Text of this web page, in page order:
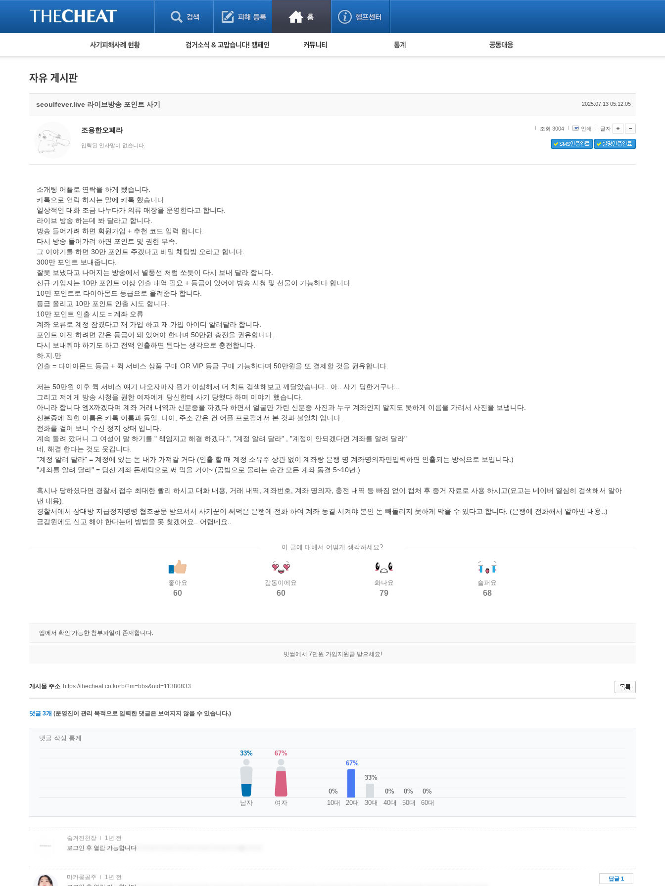
피해사례 현황
보이스피싱 피해사례
유해사이트 목록
비공개 피해사례
검거 소식 사기 예방했어요! 누적 피해사례 통계 피해자 공동대응
seoulfever.live 라이브방송 포인트 사기 2025.07.13 05:12:05
조용한오페라
입력된 인사말이 없습니다.
조회 3004 인쇄 글자
소개팅 어플로 연락을 하게 됐습니다.
카톡으로 연락 하자는 말에 카톡 했습니다.
일상적인 대화 조금 나누다가 의류 매장을 운영한다고 합니다.
라이브 방송 하는데 봐 달라고 합니다.
방송 들어가려 하면 회원가입 + 추천 코드 입력 합니다.
다시 방송 들어가려 하면 포인트 및 권한 부족.
그 이야기를 하면 30만 포인트 주겠다고 비밀 채팅방 오라고 합니다.
300만 포인트 보내줍니다.
잘못 보냈다고 나머지는 방송에서 별풍선 처럼 쏘듯이 다시 보내 달라 합니다.
신규 가입자는 10만 포인트 이상 인출 내역 필요 + 등급이 있어야 방송 시청 및 선물이 가능하다 합니다.
10만 포인트로 다이아몬드 등급으로 올려준다 합니다.
등급 올리고 10만 포인트 인출 시도 합니다.
10만 포인트 인출 시도 = 계좌 오류
계좌 오류로 계정 잠겼다고 재 가입 하고 재 가입 아이디 알려달라 합니다.
포인트 이전 하려면 같은 등급이 돼 있어야 한다며 50만원 충전을 권유합니다.
다시 보내줘야 하기도 하고 전액 인출하면 된다는 생각으로 충전합니다.
하.지.만
인출 = 다이아몬드 등급 + 퀵 서비스 상품 구매 OR VIP 등급 구매 가능하다며 50만원을 또 결제할 것을 권유합니다.
저는 50만원 이후 퀵 서비스 얘기 나오자마자 뭔가 이상해서 더 치트 검색해보고 깨달았습니다.. 아.. 사기 당한거구나...
그리고 저에게 방송 시청을 권한 여자에게 당신한테 사기 당했다 하며 이야기 했습니다.
아니라 합니다 엠X까겠다며 계좌 거래 내역과 신분증을 까겠다 하면서 얼굴만 가린 신분증 사진과 누구 계좌인지 알지도 못하게 이름을 가려서 사진을 보냅니다.
신분증에 적힌 이름은 카톡 이름과 동일. 나이, 주소 같은 건 어플 프로필에서 본 것과 불일치 입니다.
전화를 걸어 보니 수신 정지 상태 입니다.
계속 돌려 깠더니 그 여성이 말 하기를 " 책임지고 해결 하겠다.", "계정 알려 달라" , "계정이 안되겠다면 계좌를 알려 달라"
네, 해결 한다는 것도 웃깁니다.
"계정 알려 달라" = 계정에 있는 돈 내가 가져갈 거다 (인출 할 때 계정 소유주 상관 없이 계좌랑 은행 명 계좌명의자만입력하면 인출되는 방식으로 보입니다.)
"계좌를 알려 달라" = 당신 계좌 돈세탁으로 써 먹을 거야~ (공범으로 몰리는 순간 모든 계좌 동결 5~10년.)
혹시나 당하셨다면 경찰서 접수 최대한 빨리 하시고 대화 내용, 거래 내역, 계좌번호, 계좌 명의자, 충전 내역 등 빠짐 없이 캡처 후 증거 자료로 사용 하시고(요고는 네이버 열심히 검색해서 알아
낸 내용),
경찰서에서 상대방 지급정지명령 협조공문 받으셔서 사기꾼이 써먹은 은행에 전화 하여 계좌 동결 시켜야 본인 돈 빼돌리지 못하게 막을 수 있다고 합니다. (은행에 전화해서 알아낸 내용..)
금감원에도 신고 해야 한다는데 방법을 못 찾겠어요.. 어렵네요..
이 글에 대해서 어떻게 생각하세요?
좋아요
60
감동이에요
60
화나요
79
슬퍼요
68
앱에서 확인 가능한 첨부파일이 존재합니다.
빗썸에서 7만원 가입지원금 받으세요!
게시물 주소 https://thecheat.co.kr/rb/?m=bbs&uid=11380833
댓글 3개 (운영진이 관리 목적으로 입력한 댓글은 보여지지 않을 수 있습니다.)
33%
남자
67%
여자
0%
10대
67%
20대
33%
30대
0%
40대
0%
50대
0%
60대
댓글 작성 통계